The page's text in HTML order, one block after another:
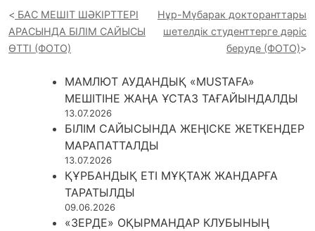
БАС МЕШІТ ШӘКІРТТЕРІ
АРАСЫНДА БІЛІМ САЙЫСЫ
ӨТТІ (ФОТО)
Нұр-Мүбарак докторанттары
шетелдік студенттерге дәріс
беруде (ФОТО)
МАМЛЮТ АУДАНДЫҚ «MUSTAFA»
МЕШІТІНЕ ЖАҢА ҰСТАЗ ТАҒАЙЫНДАЛДЫ
13.07.2026
БІЛІМ САЙЫСЫНДА ЖЕҢІСКЕ ЖЕТКЕНДЕР
МАРАПАТТАЛДЫ
13.07.2026
ҚҰРБАНДЫҚ ЕТІ МҰҚТАЖ ЖАНДАРҒА
ТАРАТЫЛДЫ
09.06.2026
«ЗЕРДЕ» ОҚЫРМАНДАР КЛУБЫНЫҢ